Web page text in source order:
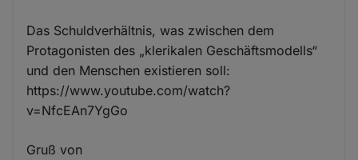
Das Schuldverhältnis, was zwischen dem
Protagonisten des „klerikalen Geschäftsmodells“
und den Menschen existieren soll:
https://www.youtube.com/watch?
v=NfcEAn7YgGo
Gruß von